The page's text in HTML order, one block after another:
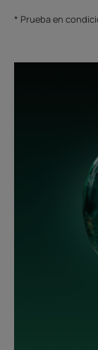
* Prueba en